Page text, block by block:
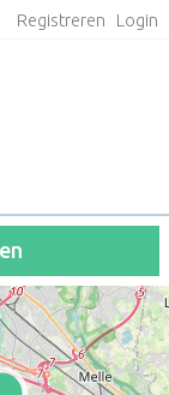
Registreren Login